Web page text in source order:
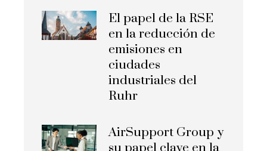
El papel de la RSE
en la reducción de
emisiones en
ciudades
industriales del
Ruhr
AirSupport Group y